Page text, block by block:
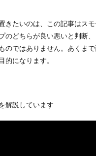
きたいのは、この記事はス
のどちらが良い悪いと判断
のではありません。あくま
的になります。
解説しています